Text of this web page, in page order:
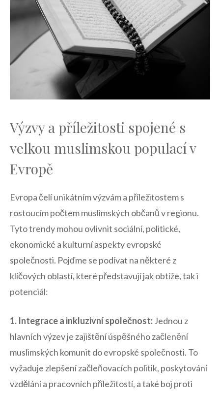
Výzvy a příležitosti‍ spojené ⁤s
velkou ‌muslimskou populací v‌
Evropě
Evropa čelí ⁣unikátním ‍výzvám a příležitostem s
rostoucím počtem muslimských občanů v ​regionu.
Tyto ⁢trendy ⁢mohou ovlivnit sociální, politické,
‍ekonomické ⁢a kulturní aspekty ​evropské
společnosti.‌ Pojďme se podívat na některé‍ z⁤
klíčových oblastí, které představují jak obtíže, tak i
potenciál:
1. Integrace a⁤ inkluzivní společnost:Jednou z
hlavních ⁢výzev​ je zajištění úspěšného začlenění
muslimských⁣ komunit do evropské⁣ společnosti. ⁤To
vyžaduje zlepšení začleňovacích‍ politik, poskytování
vzdělání a pracovních příležitostí, ‌a také boj proti